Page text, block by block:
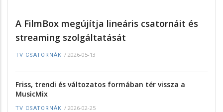
A FilmBox megújítja lineáris csatornáit és
streaming szolgáltatását
TV CSATORNÁK / 2026-05-13
Friss, trendi és változatos formában tér vissza a
MusicMix
TV CSATORNÁK / 2026-02-25